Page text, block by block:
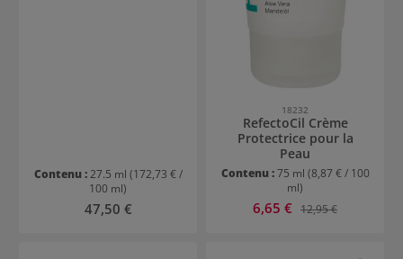
Contenu :27.5 ml (172,73 € /
100 ml)
Prix régulier :
47,50 €
18232
RefectoCil Crème
Protectrice pour la
Peau
Contenu :75 ml (8,87 € / 100
ml)
Prix de vente :
6,65 € Prix régulier :
12,95 €